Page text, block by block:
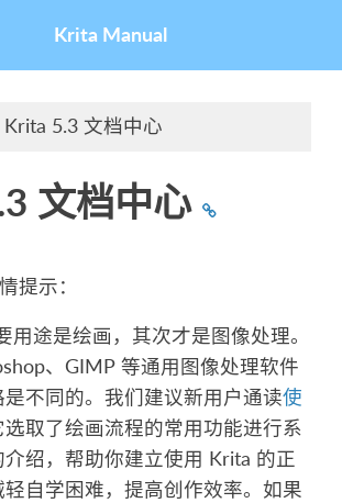
Krita Manual
Krita 5.3 文档中心
文档中心
提示：
用途是绘画，其次才是图像处理。
、GIMP 等通用图像处理软件
是不同的。我们建议新用户通读使
选取了绘画流程的常用功能进行系
绍，帮助你建立使用 Krita 的正
自学困难，提高创作效率。如果